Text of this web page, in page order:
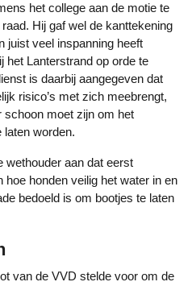
Hij gaf wel de kanttekening
juist veel inspanning heeft
het Lanterstrand op orde te
is daarbij aangegeven dat
risico’s met zich meebrengt,
schoon moet zijn om het
laten worden.
honden veilig het water in en
bedoeld is om bootjes te laten